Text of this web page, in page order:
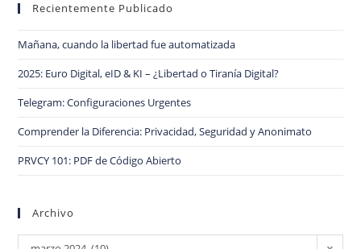
Recientemente Publicado
Mañana, cuando la libertad fue automatizada
2025: Euro Digital, eID & KI – ¿Libertad o Tiranía Digital?
Telegram: Configuraciones Urgentes
Comprender la Diferencia: Privacidad, Seguridad y Anonimato
PRVCY 101: PDF de Código Abierto
Archivo